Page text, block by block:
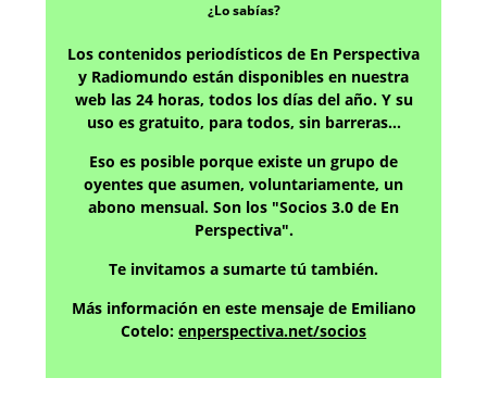
¿Lo sabías?
Los contenidos periodísticos de En Perspectiva
y Radiomundo están disponibles en nuestra
web las 24 horas, todos los días del año. Y su
uso es gratuito, para todos, sin barreras…
Eso es posible porque existe un grupo de
oyentes que asumen, voluntariamente, un
abono mensual. Son los "Socios 3.0 de En
Perspectiva".
Te invitamos a sumarte tú también.
Más información en este mensaje de Emiliano
Cotelo: enperspectiva.net/socios